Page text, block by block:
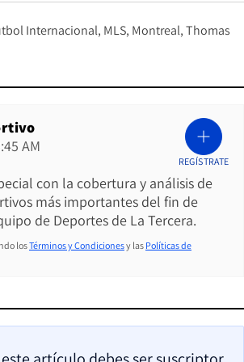
Internacional MLS Montreal Thomas
AM
con la cobertura y análisis de
más importantes del fin de
de Deportes de La Tercera.
REGÍSTRATE
losTérminos y Condicionesy las Políticas de